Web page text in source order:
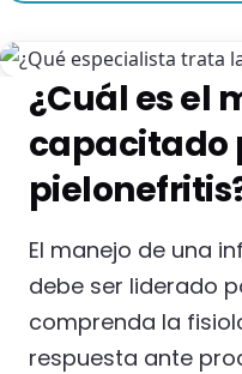
¿Cuál es el
capacitado
El manejo de una
debe ser liderado
comprenda la
respuesta ante